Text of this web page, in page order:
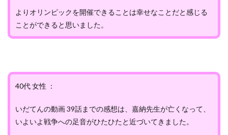
よりオリンピックを開催できることは幸せなことだと感じる
ことができると思いました。
40代 女性 ：
いだてんの動画 39話までの感想は、嘉納先生が亡くなって、
いよいよ戦争への足音がひたひたと近づいてきました。